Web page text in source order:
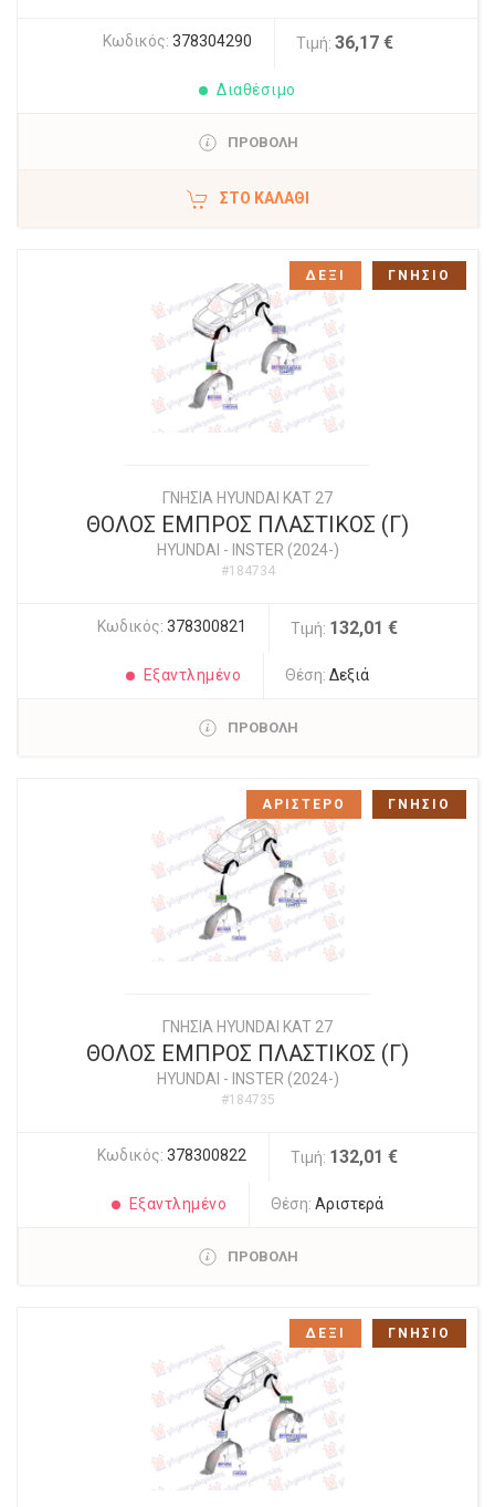
Κωδικός: 378304290 Τιμή: 36,17 €
Διαθέσιμο
ΠΡΟΒΟΛΗ
ΣΤΟ ΚΑΛΆΘΙ
ΓΝΗΣΙΑ HYUNDAI KAT 27
ΘΟΛΟΣ ΕΜΠΡΟΣ ΠΛΑΣΤΙΚΟΣ (Γ)
HYUNDAI - INSTER (2024-)
#184734
Κωδικός: 378300821 Τιμή: 132,01 €
Εξαντλημένο Θέση:Δεξιά
ΠΡΟΒΟΛΗ
ΔΕΞΙ ΓΝΗΣΙΟ
ΓΝΗΣΙΑ HYUNDAI KAT 27
ΘΟΛΟΣ ΕΜΠΡΟΣ ΠΛΑΣΤΙΚΟΣ (Γ)
HYUNDAI - INSTER (2024-)
#184735
Κωδικός: 378300822 Τιμή: 132,01 €
Εξαντλημένο Θέση:Αριστερά
ΠΡΟΒΟΛΗ
ΑΡΙΣΤΕΡΟ ΓΝΗΣΙΟ
ΔΕΞΙ ΓΝΗΣΙΟ